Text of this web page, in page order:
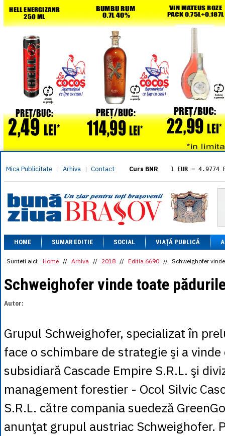
Mica Publicitate | Arhiva | Contact Curs BNR 1 EUR = 4.9774
= 5.8304
1 XAU= 464.4611
1 AED= 1.1933
1 AUD= 2.7957
1 BGN= 2.5449
1 CAD= 3.1559
1 CHF= 5.2813
1 CNY= 0.6015
1 DKK = 0.6668
1 EGP = 0.0860
1 MDL = 0.2538
= 0.2227
1 NOK = 0.4191
1 NZD
1 PLN
= 1.1646
= 0.0425
1 RUB= 0.0530
1 SEK = 0.4526
1 TRY= 0.1141
1 UAH = 0.1048
1 XDR= 5.9383
1 ZAR = 0.2318
HOME SUMAR EDITIE SOCIAL VIAȚĂ PUBLICĂ
Sunteti aici: Home // Arhiva // 2018 // Editia 6690 // Schweighofer
Schweighofer vinde toate
Autor:
Grupul Schweighofer, specializat în
face o schimbare de strategie şi a
subsidiară Cascade Empire S.R.L. şi
management forestier - Ocol Silvic
S.R.L. către compania suedeză
anunţat grupul austriac Schweighofer.